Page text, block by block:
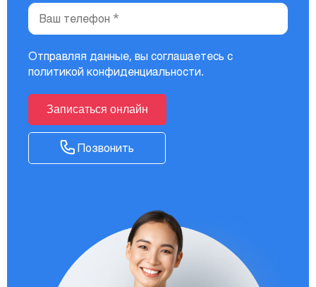
Отправляя данные, вы соглашаетесь с
политикой конфиденциальности.
Записаться онлайн
Позвонить